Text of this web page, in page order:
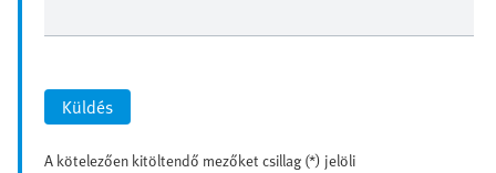
Küldés
A kötelezően kitöltendő mezőket csillag (*) jelöli